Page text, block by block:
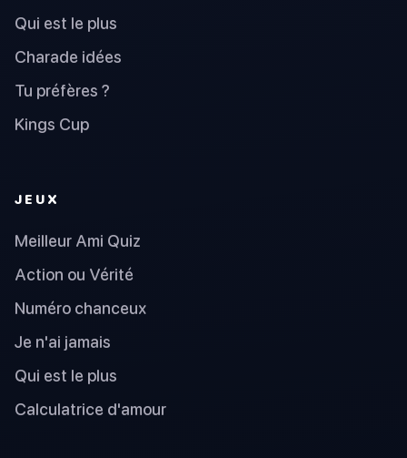
Qui est le plus
Charade idées
Tu préfères ?
Kings Cup
JEUX
Meilleur Ami Quiz
Action ou Vérité
Numéro chanceux
Je n'ai jamais
Qui est le plus
Calculatrice d'amour